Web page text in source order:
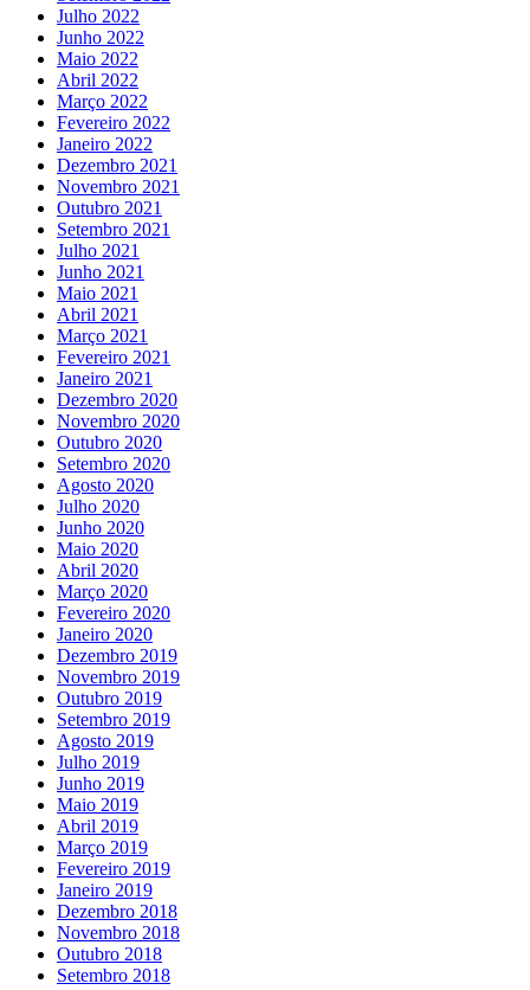
Julho 2022
Junho 2022
Maio 2022
Abril 2022
Março 2022
Fevereiro 2022
Janeiro 2022
Dezembro 2021
Novembro 2021
Outubro 2021
Setembro 2021
Julho 2021
Junho 2021
Maio 2021
Abril 2021
Março 2021
Fevereiro 2021
Janeiro 2021
Dezembro 2020
Novembro 2020
Outubro 2020
Setembro 2020
Agosto 2020
Julho 2020
Junho 2020
Maio 2020
Abril 2020
Março 2020
Fevereiro 2020
Janeiro 2020
Dezembro 2019
Novembro 2019
Outubro 2019
Setembro 2019
Agosto 2019
Julho 2019
Junho 2019
Maio 2019
Abril 2019
Março 2019
Fevereiro 2019
Janeiro 2019
Dezembro 2018
Novembro 2018
Outubro 2018
Setembro 2018